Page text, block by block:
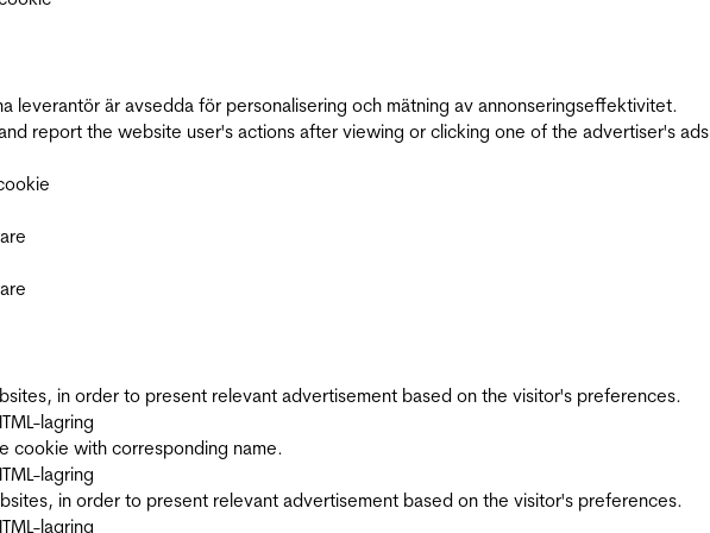
leverantör är avsedda för personalisering och mätning av annonseringseffektivitet.
report the website user's actions after viewing or clicking one of the advertiser's
in order to present relevant advertisement based on the visitor's preferences.
lagring
cookie with corresponding name.
lagring
in order to present relevant advertisement based on the visitor's preferences.
lagring